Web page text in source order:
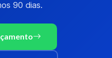
90 dias.